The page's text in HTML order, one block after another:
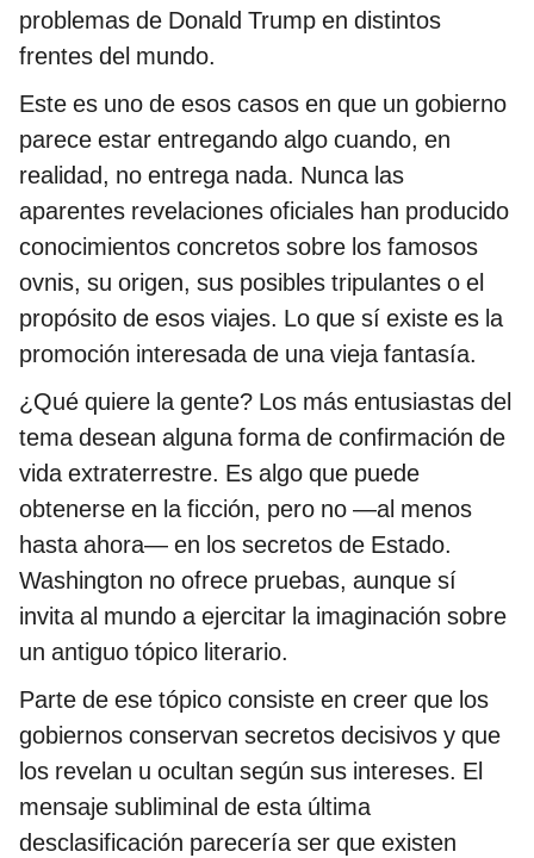
problemas de Donald Trump en distintos
frentes del mundo.
Este es uno de esos casos en que un gobierno
parece estar entregando algo cuando, en
realidad, no entrega nada. Nunca las
aparentes revelaciones oficiales han producido
conocimientos concretos sobre los famosos
ovnis, su origen, sus posibles tripulantes o el
propósito de esos viajes. Lo que sí existe es la
promoción interesada de una vieja fantasía.
¿Qué quiere la gente? Los más entusiastas del
tema desean alguna forma de confirmación de
vida extraterrestre. Es algo que puede
obtenerse en la ficción, pero no —al menos
hasta ahora— en los secretos de Estado.
Washington no ofrece pruebas, aunque sí
invita al mundo a ejercitar la imaginación sobre
un antiguo tópico literario.
Parte de ese tópico consiste en creer que los
gobiernos conservan secretos decisivos y que
los revelan u ocultan según sus intereses. El
mensaje subliminal de esta última
desclasificación parecería ser que existen